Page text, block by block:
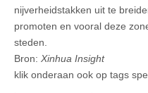
nijverheidstakken uit te
promoten en vooral deze
steden.
Bron: Xinhua Insight
klik onderaan ook op tags